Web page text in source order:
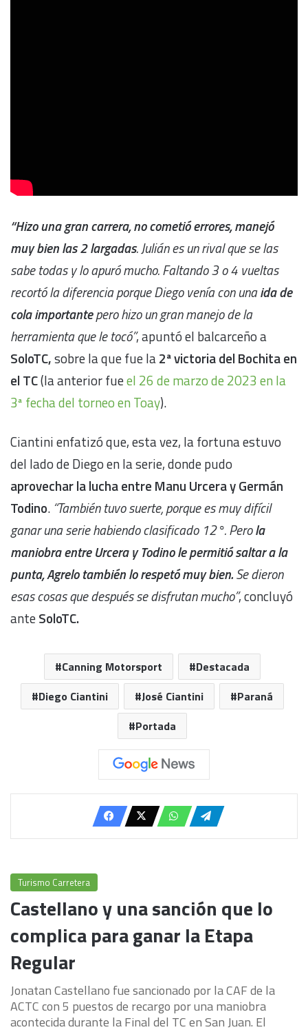
“Hizo una gran carrera, no cometió errores, manejó
muy bien las 2 largadas. Julián es un rival que se las
sabe todas y lo apuró mucho. Faltando 3 o 4 vueltas
recortó la diferencia porque Diego venía con unaida de
cola importantepero hizo un gran manejo de la
herramienta que le tocó”, apuntó el balcarceño a
SoloTC,sobre la que fue la2ª victoria del Bochita en
el TC(la anterior fueel 26 de marzo de 2023 en la
3ª fecha del torneo en Toay).
Ciantini enfatizó que, esta vez, la fortuna estuvo
del lado de Diego en la serie, donde pudo
aprovechar la lucha entre Manu Urcera y Germán
Todino. “También tuvo suerte, porque es muy difícil
ganar una serie habiendo clasificado 12°. Perola
maniobra entre Urcera y Todino le permitió saltar a la
punta, Agrelo también lo respetó muy bien.Se dieron
esas cosas que después se disfrutan mucho”, concluyó
anteSoloTC.
Canning Motorsport
Destacada
Diego Ciantini
José Ciantini
Paraná
Portada